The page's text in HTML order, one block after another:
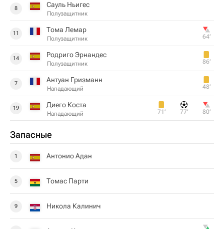
8 Сауль Ньигес
Полузащитник
11 Тома Лемар
Полузащитник 64‎’‎
14 Родриго Эрнандес
Полузащитник 86‎’‎
7 Антуан Гризманн
Нападающий 48‎’‎
19 Диего Коста
Нападающий 71‎’‎ 77‎’‎ 80‎’‎
Запасные
1 Антонио Адан
5 Томас Парти
9 Никола Калинич